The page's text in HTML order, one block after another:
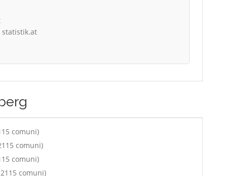
statistik.at
comuni)
comuni)
comuni)
comuni)